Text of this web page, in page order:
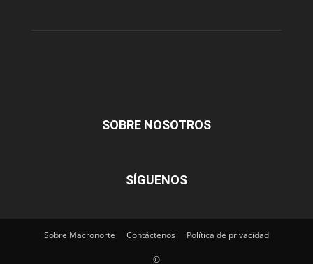
SOBRE NOSOTROS
SÍGUENOS
Sobre Macronorte Contáctenos Política de privacidad
©